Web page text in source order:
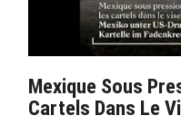
Mexique Sous
Cartels Dans Le